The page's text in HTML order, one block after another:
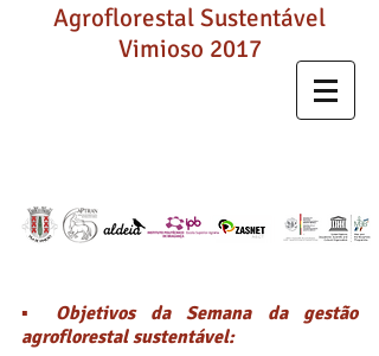
Agroflorestal Sustentável
Vimioso 2017
▪ Objetivos da Semana da gestão
agroflorestal sustentável: